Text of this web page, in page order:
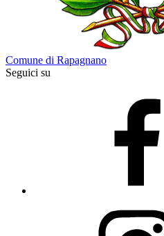
Comune di Rapagnano
Seguici su